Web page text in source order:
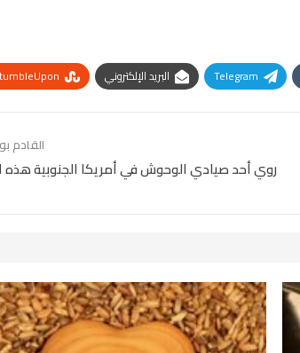
Telegram البريد الإلكتروني
القادم
روي أحد صيادي الوحوش في أمريكا الجنوبية هذه